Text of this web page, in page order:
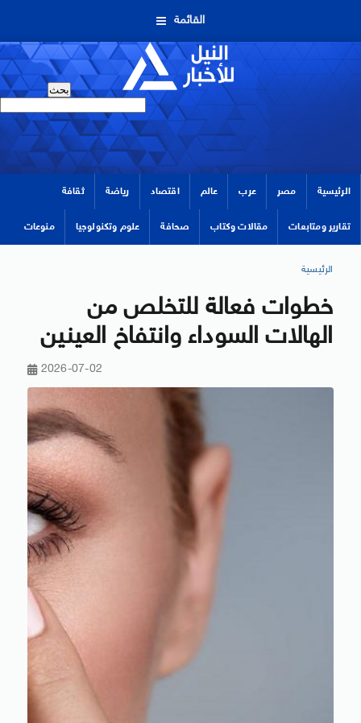
القائمة
الرئيسية مصر عرب عالم اقتصاد رياضة ثقافة
تقارير ومتابعات مقالات وكتاب صحافة علوم وتكنولوجيا منوعات
الرئيسية
خطوات فعالة للتخلص من
الهالات السوداء وانتفاخ العينين
2026-07-02